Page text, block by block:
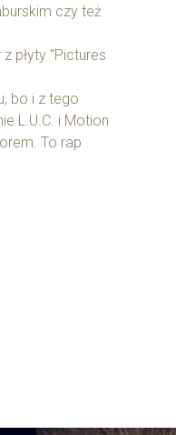
czy też
płyty "Pictures
bo i z tego
L.U.C. i Motion
To rap